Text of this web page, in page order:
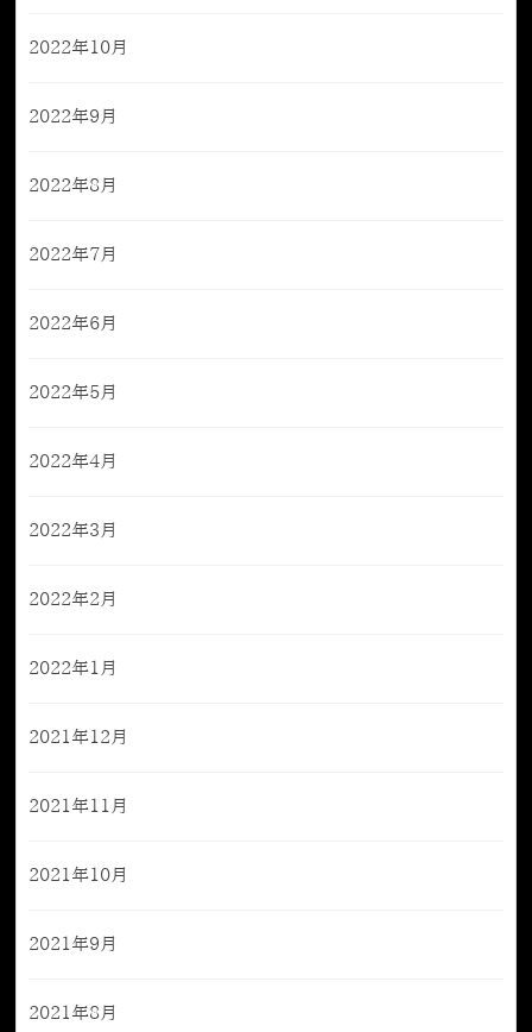
2022年10月
2022年9月
2022年8月
2022年7月
2022年6月
2022年5月
2022年4月
2022年3月
2022年2月
2022年1月
2021年12月
2021年11月
2021年10月
2021年9月
2021年8月